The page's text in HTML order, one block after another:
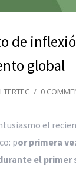
de
global
/ 0
el
por primera
el primer